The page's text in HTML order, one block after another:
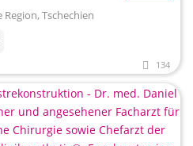
Tschechien
134